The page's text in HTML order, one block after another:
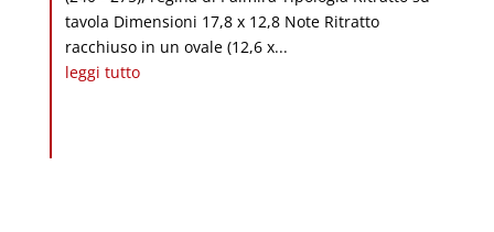
tavola Dimensioni 17,8 x 12,8 Note Ritratto
racchiuso in un ovale (12,6 x...
leggi tutto